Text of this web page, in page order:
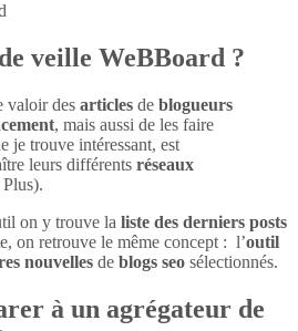
veille WeBBoard ?
valoir des articles de blogueurs
, mais aussi de les faire
je trouve intéressant, est
leurs différents réseaux
on y trouve la liste des derniers posts
on retrouve le même concept : l’outil
nouvelles de blogs seo sélectionnés.
à un agrégateur de